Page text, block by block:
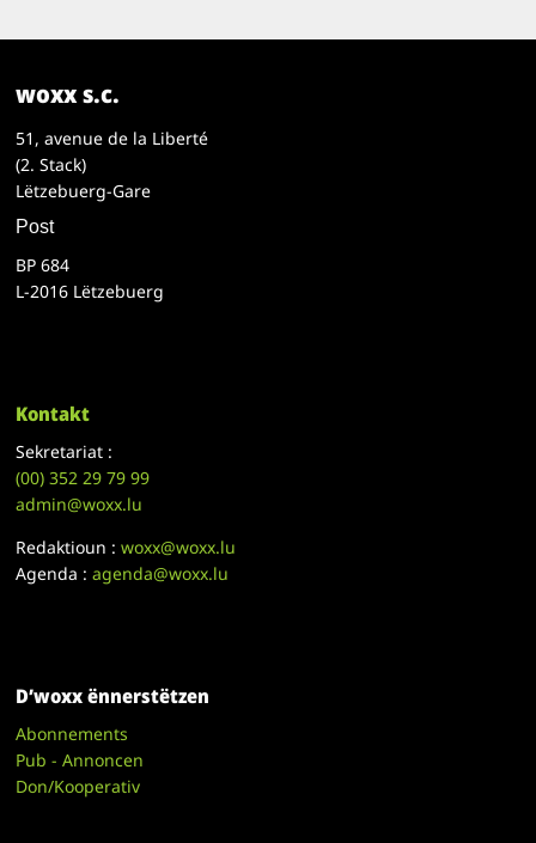
woxx s.c.
51, avenue de la Liberté
(2. Stack)
Lëtzebuerg-Gare
Post
BP 684
L-2016 Lëtzebuerg
Kontakt
Sekretariat :
(00)352 29 79 99
admin@woxx.lu
Redaktioun :woxx@woxx.lu
Agenda :agenda@woxx.lu
D’woxx ënnerstëtzen
Abonnements
Pub - Annoncen
Don/Kooperativ